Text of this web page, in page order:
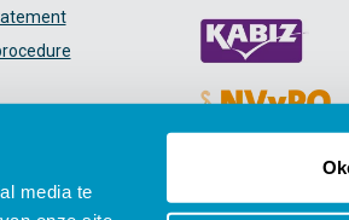
media te